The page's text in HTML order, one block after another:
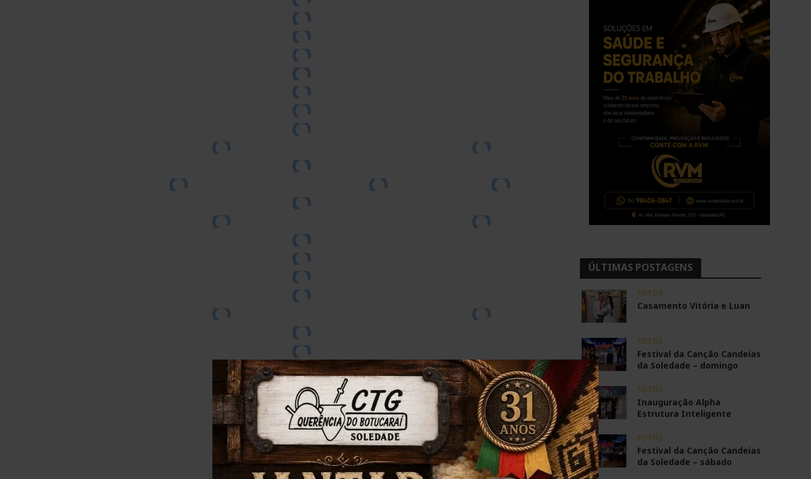
ÚLTIMAS POSTAGENS
FOTOS
Casamento Vitória e Luan
FOTOS
Festival da Canção Candeias
da Soledade – domingo
FOTOS
Inauguração Alpha
Estrutura Inteligente
FOTOS
Festival da Canção Candeias
da Soledade – sábado